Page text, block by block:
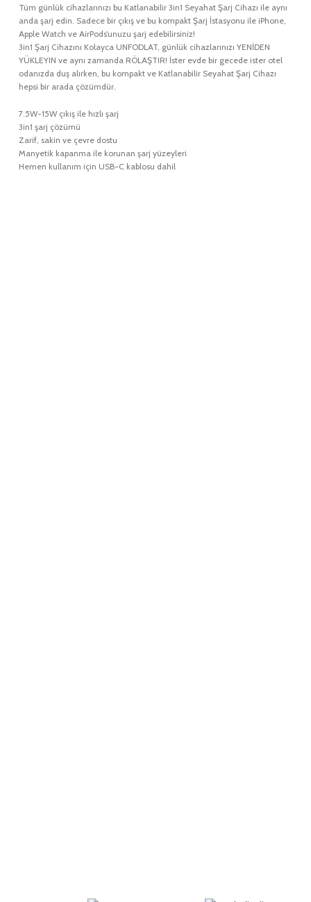
Tüm günlük cihazlarınızı bu Katlanabilir 3in1 Seyahat Şarj Cihazı ile aynı
anda şarj edin. Sadece bir çıkış ve bu kompakt Şarj İstasyonu ile iPhone,
Apple Watch ve AirPods’unuzu şarj edebilirsiniz!
3in1 Şarj Cihazını Kolayca UNFODLAT, günlük cihazlarınızı YENİDEN
YÜKLEYIN ve aynı zamanda RÖLAŞTIR! İster evde bir gecede ister otel
odanızda duş alırken, bu kompakt ve Katlanabilir Seyahat Şarj Cihazı
hepsi bir arada çözümdür.
7.5W-15W çıkış ile hızlı şarj
3in1 şarj çözümü
Zarif, sakin ve çevre dostu
Manyetik kapanma ile korunan şarj yüzeyleri
Hemen kullanım için USB-C kablosu dahil